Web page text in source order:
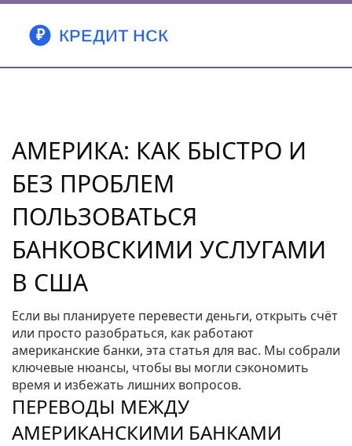
АМЕРИКА: КАК БЫСТРО И
БЕЗ ПРОБЛЕМ
ПОЛЬЗОВАТЬСЯ
БАНКОВСКИМИ УСЛУГАМИ
В США
Если вы планируете перевести деньги, открыть счёт
или просто разобраться, как работают
американские банки, эта статья для вас. Мы собрали
ключевые нюансы, чтобы вы могли сэкономить
время и избежать лишних вопросов.
ПЕРЕВОДЫ МЕЖДУ
АМЕРИКАНСКИМИ БАНКАМИ